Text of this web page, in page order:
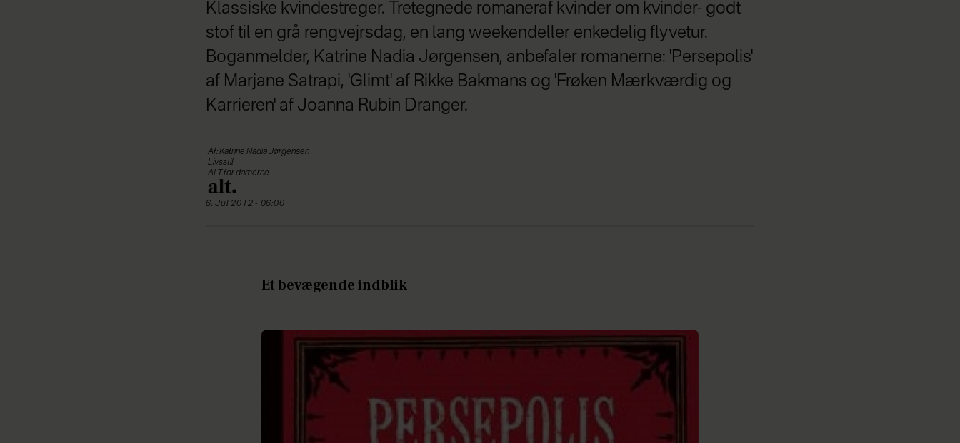
Klassiske kvindestreger. Tretegnede romaneraf kvinder om kvinder- godt
stof til en grå rengvejrsdag, en lang weekendeller enkedelig flyvetur.
Boganmelder, Katrine Nadia Jørgensen, anbefaler romanerne: 'Persepolis'
af Marjane Satrapi, 'Glimt' af Rikke Bakmans og 'Frøken Mærkværdig og
Karrieren' af Joanna Rubin Dranger.
Af: Katrine Nadia Jørgensen
Livsstil
ALT for damerne
6. Jul 2012 - 06:00
Et bevægende indblik